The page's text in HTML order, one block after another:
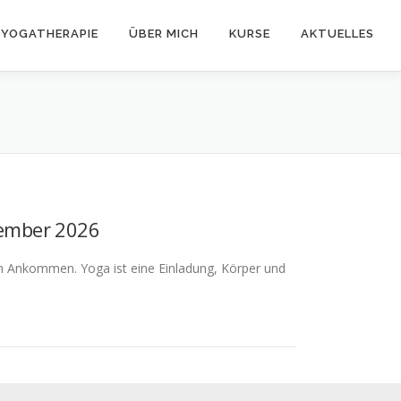
YOGATHERAPIE ÜBER MICH KURSE AKTUELLES
2026
Yoga ist eine Einladung, Körper und